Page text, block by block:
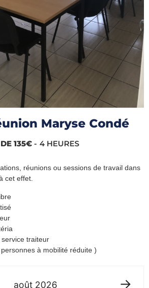
Maryse Condé
135€ 4 HEURES
réunions ou sessions de travail dans
cet effet.
traiteur
à mobilité réduite )
août 2026